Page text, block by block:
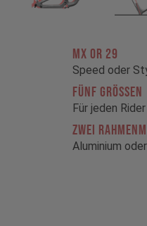
MX OR 29
Speed oder
FÜNF GRÖSSEN
Für jeden
ZWEI
Aluminium